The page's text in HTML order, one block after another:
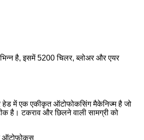
है, इसमें 5200 चिलर, ब्लोअर और एयर
हेड में एक एकीकृत ऑटोफोकसिंग मैकेनिज्म है जो
है। टकराव और छिलने वाली सामग्री को